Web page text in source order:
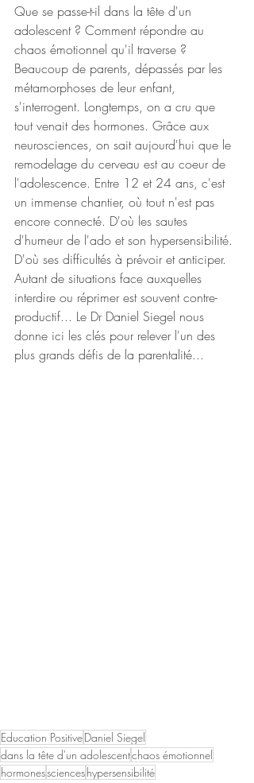
Que se passe-t-il dans la tête d'un
adolescent ? Comment répondre au
chaos émotionnel qu'il traverse ?
Beaucoup de parents, dépassés par les
métamorphoses de leur enfant,
s'interrogent. Longtemps, on a cru que
tout venait des hormones. Grâce aux
neurosciences, on sait aujourd'hui que le
remodelage du cerveau est au coeur de
l'adolescence. Entre 12 et 24 ans, c'est
un immense chantier, où tout n'est pas
encore connecté. D'où les sautes
d'humeur de l'ado et son hypersensibilité.
D'où ses difficultés à prévoir et anticiper.
Autant de situations face auxquelles
interdire ou réprimer est souvent contre-
productif... Le Dr Daniel Siegel nous
donne ici les clés pour relever l'un des
plus grands défis de la parentalité...
Education PositiveDaniel Siegel
dans la tête d'un adolescentchaos émotionnel
hormonesscienceshypersensibilité